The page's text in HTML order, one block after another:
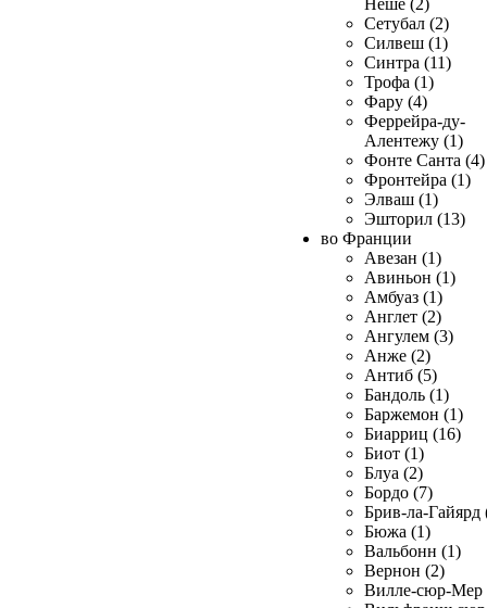
Неше (2)
Сетубал (2)
Силвеш (1)
Синтра (11)
Трофа (1)
Фару (4)
Феррейра-ду-
Алентежу (1)
Фонте Санта (4)
Фронтейра (1)
Элваш (1)
Эшторил (13)
во Франции
Авезан (1)
Авиньон (1)
Амбуаз (1)
Англет (2)
Ангулем (3)
Анже (2)
Антиб (5)
Бандоль (1)
Баржемон (1)
Биарриц (16)
Биот (1)
Блуа (2)
Бордо (7)
Брив-ла-Гайярд
Бюжа (1)
Вальбонн (1)
Вернон (2)
Вилле-сюр-Мер